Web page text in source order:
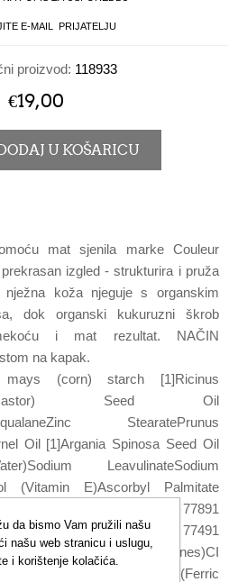
proizvod: 118933
€19,00
mat sjenila marke Couleur
izgled - strukturira i pruža
nježna koža njeguje s organskim
dok organski kukuruzni škrob
i mat rezultat. NAČIN
na kapak.
(corn) starch [1]Ricinus
Seed Oil
StearatePrunus
Oil [1]Argania Spinosa Seed Oil
LeavulinateSodium
(Vitamin E)Ascorbyl Palmitate
sadržavati (+/-): Ci 77891
77492 (Iron Oxides)Ci 77491
Oxide)Ci 77007 (Ultramarines)CI
green)CI 77510 (Ferric
da bismo Vam pružili našu
našu web stranicu i uslugu,
i korištenje kolačića.